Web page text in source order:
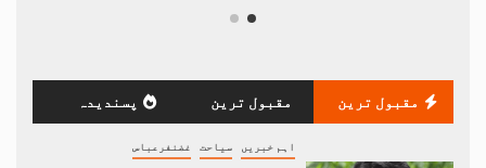
مقبول ترین مقبول ترین پسندیدہ
اہم خبریں سیاحت غضنفرعباس